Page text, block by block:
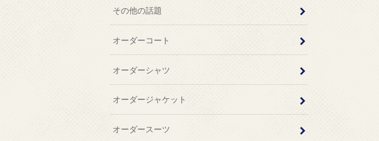
その他の話題
オーダーコート
オーダーシャツ
オーダージャケット
オーダースーツ